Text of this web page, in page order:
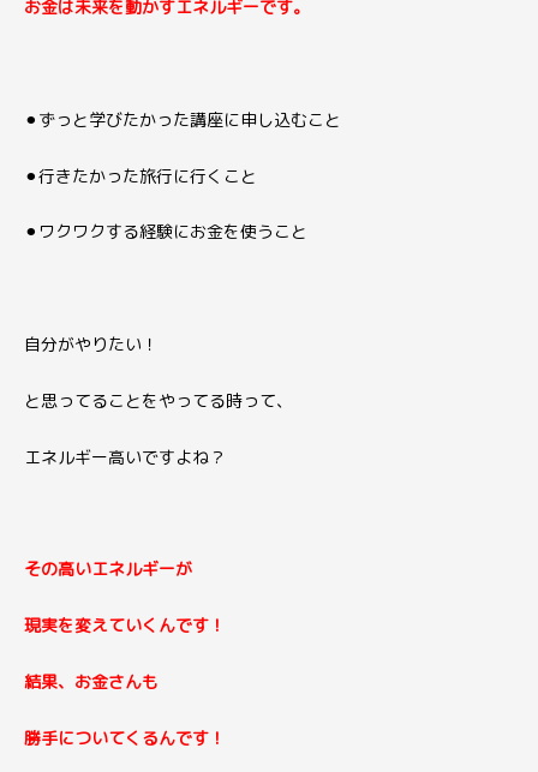
お金は未来を動かすエネルギーです。
⚫︎ずっと学びたかった講座に申し込むこと
⚫︎行きたかった旅行に行くこと
⚫︎ワクワクする経験にお金を使うこと
自分がやりたい！
と思ってることをやってる時って、
エネルギー高いですよね？
その高いエネルギーが
現実を変えていくんです！
結果、お金さんも
勝手についてくるんです！